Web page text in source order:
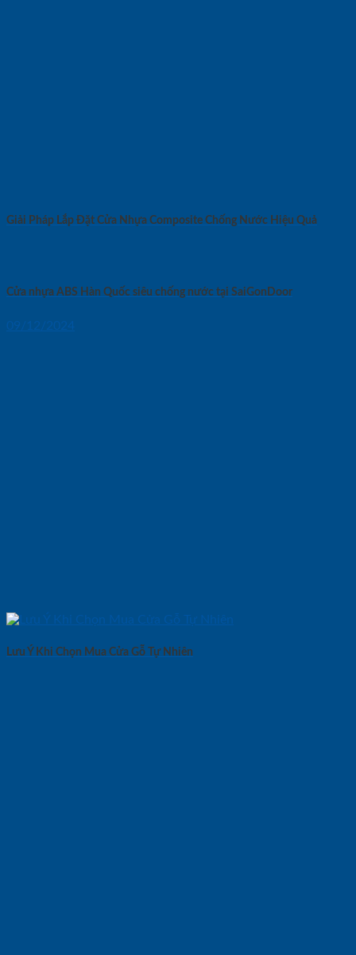
Giải Pháp Lắp Đặt Cửa Nhựa Composite Chống Nước Hiệu Quả
Cửa nhựa ABS Hàn Quốc siêu chống nước tại SaiGonDoor
09/12/2024
Lưu Ý Khi Chọn Mua Cửa Gỗ Tự Nhiên